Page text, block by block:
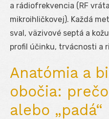
a rádiofrekvencia (RF
mikroihličkovej). Každá
sval, väzivové septá a
profil účinku, trvácnosti a
Anatómia a
obočia:
alebo „padá“